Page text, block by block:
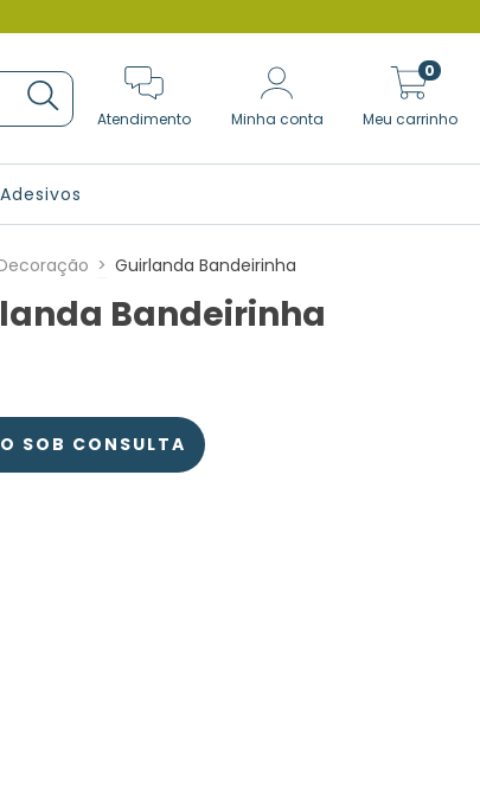
Atendimento Minha conta Meu carrinho
0
Adesivos
> Guirlanda Bandeirinha
Bandeirinha